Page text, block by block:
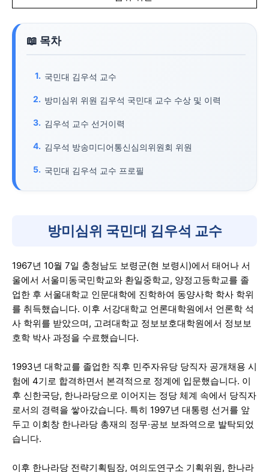
국민대 김우석 교수
방미심위 위원 김우석 국민대 교수 수상 및 이력
김우석 교수 선거이력
김우석 방송미디어통신심의위원회 위원
국민대 김우석 교수 프로필
방미심위 국민대 김우석 교수
1967년 10월 7일 충청남도 보령군(현 보령시)에서 태어나 서
울에서 서울미동국민학교와 환일중학교, 양정고등학교를 졸
업한 후 서울대학교 인문대학에 진학하여 동양사학 학사 학위
를 취득했습니다. 이후 서강대학교 언론대학원에서 언론학 석
사 학위를 받았으며, 고려대학교 정보보호대학원에서 정보보
호학 박사 과정을 수료했습니다.
1993년 대학교를 졸업한 직후 민주자유당 당직자 공개채용 시
험에 4기로 합격하면서 본격적으로 정계에 입문했습니다. 이
후 신한국당, 한나라당으로 이어지는 정당 체계 속에서 당직자
로서의 경력을 쌓아갔습니다. 특히 1997년 대통령 선거를 앞
두고 이회창 한나라당 총재의 정무·공보 보좌역으로 발탁되었
습니다.
이후 한나라당 전략기획팀장, 여의도연구소 기획위원, 한나라